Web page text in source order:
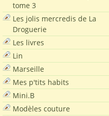
tome 3
Les jolis mercredis de La
Droguerie
Les livres
Lin
Marseille
Mes p'tits habits
Mini.B
Modèles couture